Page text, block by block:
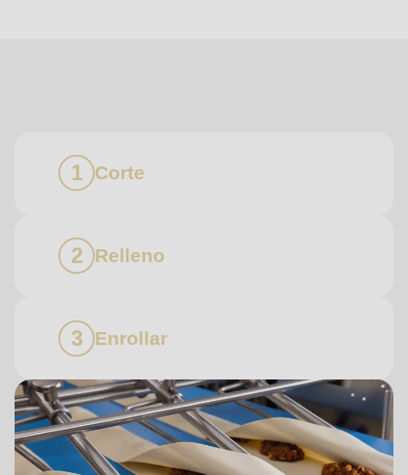
Corte
Relleno
Enrollar